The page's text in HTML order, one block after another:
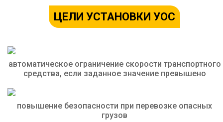
ЦЕЛИ УСТАНОВКИ УОС
автоматическое ограничение скорости транспортного
средства, если заданное значение превышено
повышение безопасности при перевозке опасных
грузов